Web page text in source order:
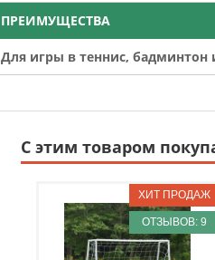
ПРЕИМУЩЕСТВА
Для игры в теннис, бадминтон
С этим товаром
ОТЗЫВОВ: 9